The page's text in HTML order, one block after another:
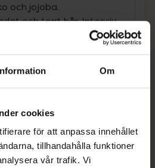
Om
cookies
för att anpassa innehållet
tillhandahålla funktioner
vår trafik. Vi
och jojoba.
och torrt hår. Intensiv
hårbotten. Formulan
skyddande lager som
medan myrten
ekologisk och
ml